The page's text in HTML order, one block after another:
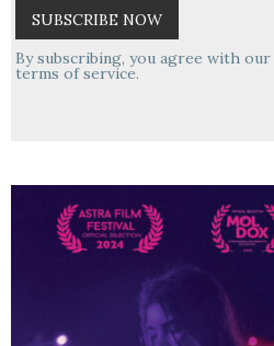
By subscribing, you agree with our
terms of service.